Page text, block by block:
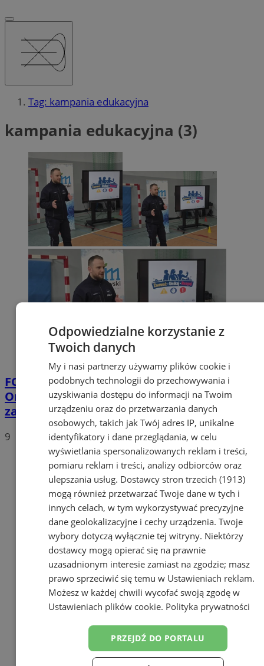
Tag: kampania edukacyjna
kampania edukacyjna (3)
FOTO
Ważna akcja profilaktyczna w
Orzeszu. Młodzież uczyła się reagować na
zagrożenia
9
Odpowiedzialne korzystanie z
Twoich danych
My i nasi partnerzy używamy plików cookie i
podobnych technologii do przechowywania i
uzyskiwania dostępu do informacji na Twoim
urządzeniu oraz do przetwarzania danych
osobowych, takich jak Twój adres IP, unikalne
identyfikatory i dane przeglądania, w celu
wyświetlania spersonalizowanych reklam i treści,
pomiaru reklam i treści, analizy odbiorców oraz
ulepszania usług. Dostawcy stron trzecich (1913)
mogą również przetwarzać Twoje dane w tych i
innych celach, w tym wykorzystywać precyzyjne
dane geolokalizacyjne i cechy urządzenia. Twoje
wybory dotyczą wyłącznie tej witryny. Niektórzy
dostawcy mogą opierać się na prawnie
uzasadnionym interesie zamiast na zgodzie; masz
prawo sprzeciwić się temu w Ustawieniach reklam.
Możesz w każdej chwili wycofać swoją zgodę w
Ustawieniach plików cookie. Polityka prywatności
PRZEJDŹ DO PORTALU